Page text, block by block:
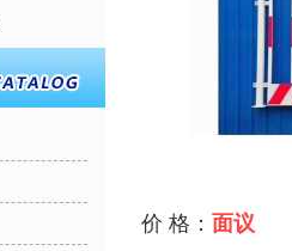
价 格： 面议